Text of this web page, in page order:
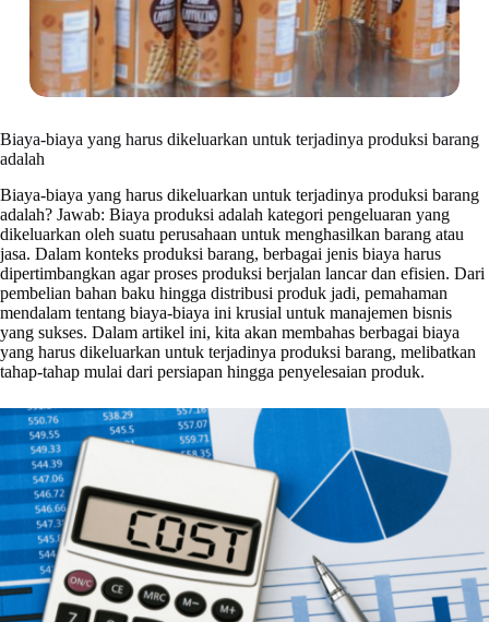
Biaya-biaya yang harus dikeluarkan untuk terjadinya produksi barang
adalah
Biaya-biaya yang harus dikeluarkan untuk terjadinya produksi barang
adalah? Jawab: Biaya produksi adalah kategori pengeluaran yang
dikeluarkan oleh suatu perusahaan untuk menghasilkan barang atau
jasa. Dalam konteks produksi barang, berbagai jenis biaya harus
dipertimbangkan agar proses produksi berjalan lancar dan efisien. Dari
pembelian bahan baku hingga distribusi produk jadi, pemahaman
mendalam tentang biaya-biaya ini krusial untuk manajemen bisnis
yang sukses. Dalam artikel ini, kita akan membahas berbagai biaya
yang harus dikeluarkan untuk terjadinya produksi barang, melibatkan
tahap-tahap mulai dari persiapan hingga penyelesaian produk.